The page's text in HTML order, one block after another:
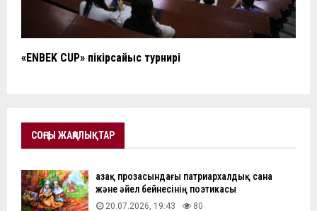
«ENBEK CUP» пікірсайыс турнирі
СОҢҒЫ ЖАҢАЛЫҚТАР
Қазақ прозасындағы патриархалдық сана
және әйел бейнесінің поэтикасы
20.07.2026, 19:43 80